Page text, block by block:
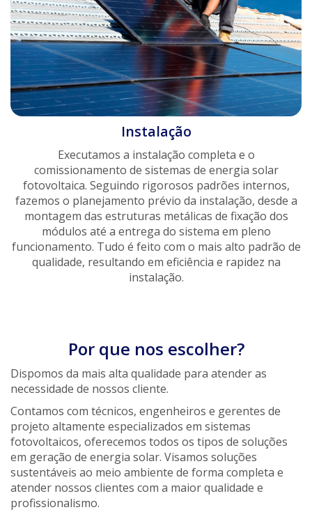
Instalação
Executamos a instalação completa e o
comissionamento de sistemas de energia solar
fotovoltaica. Seguindo rigorosos padrões internos,
fazemos o planejamento prévio da instalação, desde a
montagem das estruturas metálicas de fixação dos
módulos até a entrega do sistema em pleno
funcionamento. Tudo é feito com o mais alto padrão de
qualidade, resultando em eficiência e rapidez na
instalação.
Por que nos escolher?
Dispomos da mais alta qualidade para atender as
necessidade de nossos cliente.
Contamos com técnicos, engenheiros e gerentes de
projeto altamente especializados em sistemas
fotovoltaicos, oferecemos todos os tipos de soluções
em geração de energia solar. Visamos soluções
sustentáveis ao meio ambiente de forma completa e
atender nossos clientes com a maior qualidade e
profissionalismo.